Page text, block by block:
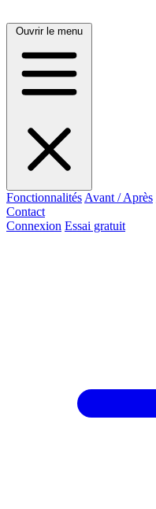
Ouvrir le menu
Fonctionnalités Avant / Après
Contact
Connexion Essai gratuit